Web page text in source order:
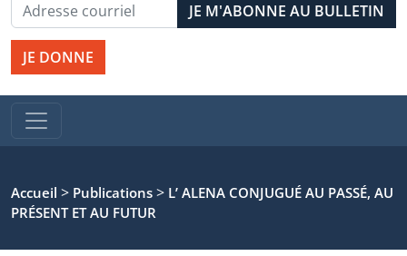
JE DONNE
Accueil > Publications > L’ ALENA CONJUGUÉ AU PASSÉ, AU
PRÉSENT ET AU FUTUR